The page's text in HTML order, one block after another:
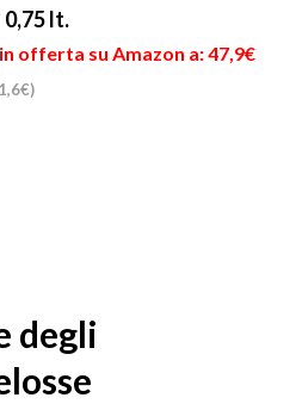
0,75 lt.
in offerta su Amazon a: 47,9€
degli